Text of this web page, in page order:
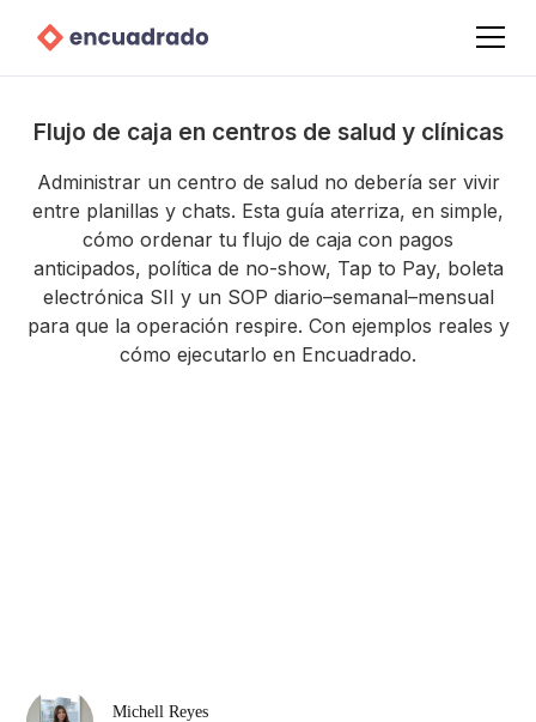
Flujo de caja en centros de salud y clínicas
Administrar un centro de salud no debería ser vivir
entre planillas y chats. Esta guía aterriza, en simple,
cómo ordenar tu flujo de caja con pagos
anticipados, política de no-show, Tap to Pay, boleta
electrónica SII y un SOP diario–semanal–mensual
para que la operación respire. Con ejemplos reales y
cómo ejecutarlo en Encuadrado.
Michell Reyes